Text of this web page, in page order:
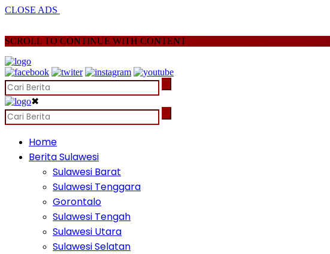
CLOSE ADS
SCROLL TO CONTINUE WITH CONTENT
✖
Home
Berita Sulawesi
Sulawesi Barat
Sulawesi Tenggara
Gorontalo
Sulawesi Tengah
Sulawesi Utara
Sulawesi Selatan